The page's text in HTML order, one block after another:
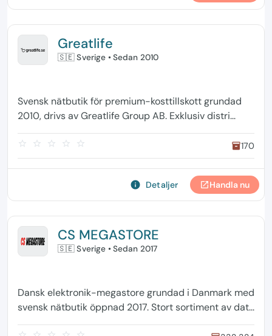
Greatlife
🇸🇪 Sverige • Sedan 2010
Svensk nätbutik för premium-kosttillskott grundad
2010, drivs av Greatlife Group AB. Exklusiv distri...
star_border star_border star_border star_border star_border inventory170
info Detaljer open_in_newHandla nu
CS MEGASTORE
🇸🇪 Sverige • Sedan 2017
Dansk elektronik-megastore grundad i Danmark med
svensk nätbutik öppnad 2017. Stort sortiment av dat...